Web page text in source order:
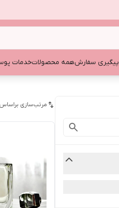
پیگیری سفارشهمه محصولاتخدمات
مرتب‌سازی